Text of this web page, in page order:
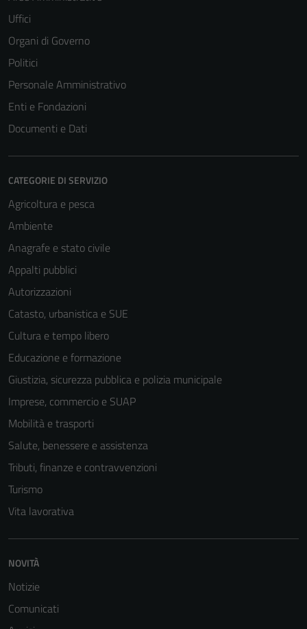
Uffici
Organi di Governo
Politici
Personale Amministrativo
Enti e Fondazioni
Documenti e Dati
CATEGORIE DI SERVIZIO
Agricoltura e pesca
Ambiente
Anagrafe e stato civile
Appalti pubblici
Autorizzazioni
Catasto, urbanistica e SUE
Cultura e tempo libero
Educazione e formazione
Giustizia, sicurezza pubblica e polizia municipale
Imprese, commercio e SUAP
Mobilità e trasporti
Salute, benessere e assistenza
Tributi, finanze e contravvenzioni
Turismo
Vita lavorativa
NOVITÀ
Notizie
Comunicati
informazioni